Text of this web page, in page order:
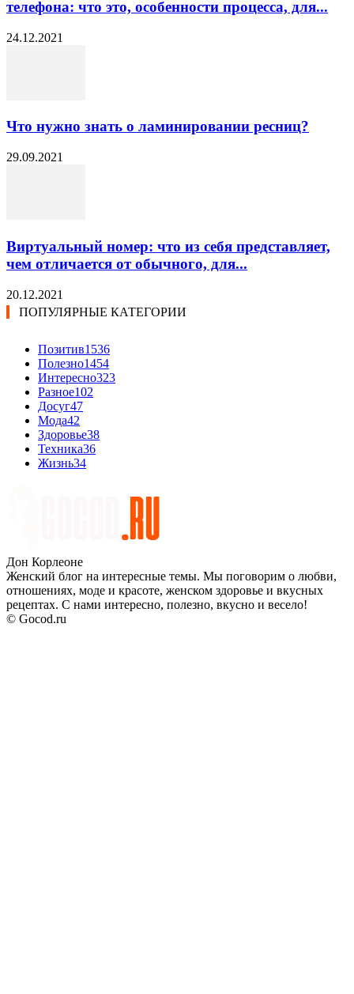
телефона: что это, особенности процесса, для...
24.12.2021
Что нужно знать о ламинировании ресниц?
29.09.2021
Виртуальный номер: что из себя представляет,
чем отличается от обычного, для...
20.12.2021
ПОПУЛЯРНЫЕ КАТЕГОРИИ
Позитив1536
Полезно1454
Интересно323
Разное102
Досуг47
Мода42
Здоровье38
Техника36
Жизнь34
Дон Корлеоне
Женский блог на интересные темы. Мы поговорим о любви,
отношениях, моде и красоте, женском здоровье и вкусных
рецептах. С нами интересно, полезно, вкусно и весело!
© Gocod.ru